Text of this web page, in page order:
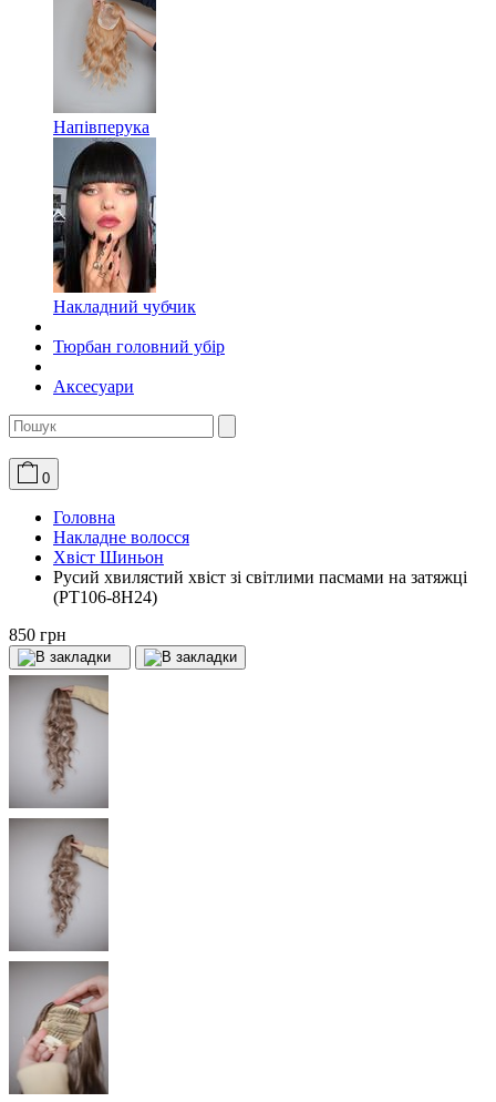
Напівперука
Накладний чубчик
Тюрбан головний убір
Аксесуари
0
Головна
Накладне волосся
Хвіст Шиньон
Русий хвилястий хвіст зі світлими пасмами на затяжці
(PT106-8H24)
850 грн